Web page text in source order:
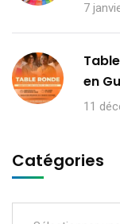
7
en
11
Catégories